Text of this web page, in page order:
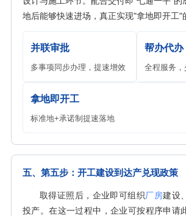
地后能够快速进场，真正实现"拿地即开工"
并联审批
多事项同步办理，提速增效
帮办代办
全程服务，
拿地即开工
标准地+承诺制提速落地
五、第五步：开工建设到达产兑现政策
取得证照后，企业即可组织厂房建设
投产。在这一过程中，企业可按程序申请